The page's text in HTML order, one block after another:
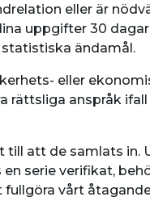
eller är
uppgifter 30
ändamål.
eller
anspråk
att de samlats
serie verifikat,
fullgöra vårt